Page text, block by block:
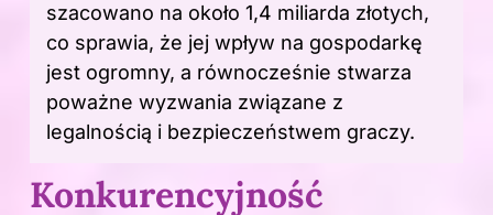
szacowano na około 1,4 miliarda złotych,
co sprawia, że jej wpływ na gospodarkę
jest ogromny, a równocześnie stwarza
poważne wyzwania związane z
legalnością i bezpieczeństwem graczy.
Konkurencyjność